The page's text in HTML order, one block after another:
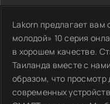
Lakorn предлагает вам
молодой» 10 серия
в хорошем качестве.
Таиланда вместе с
образом, что просмотр
современных